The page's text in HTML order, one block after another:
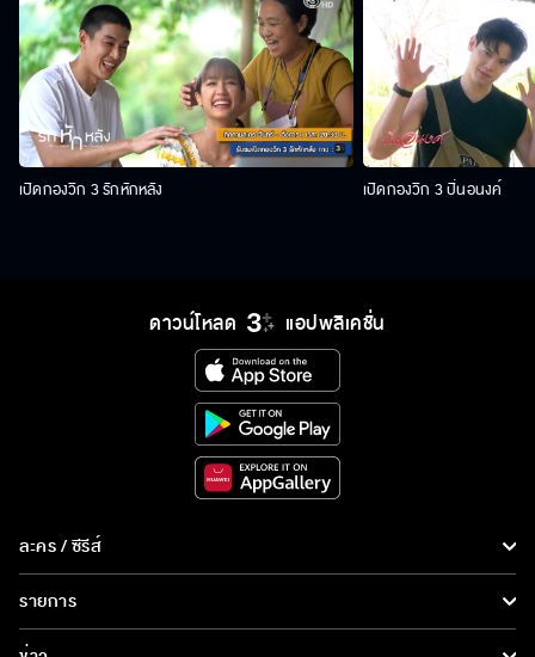
เปิดกองวิก 3 รักหักหลัง เปิดกองวิก 3 ปิ่นอนงค์
ดาวน์โหลด แอปพลิเคชั่น
ละคร / ซีรีส์
ละคร/ซีรีส์
ซีรีส์นานาชาติ
รายการ
รายการทั้งหมด